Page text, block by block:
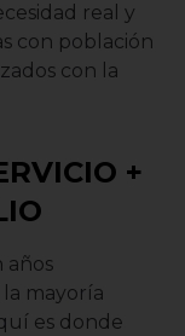
real y
con población
con la
+
años
mayoría
es donde